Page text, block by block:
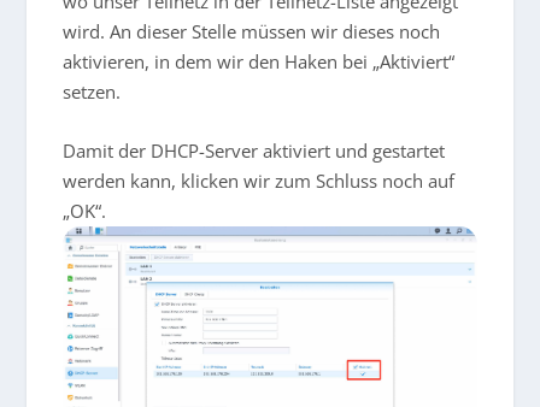
wird. An dieser Stelle müssen wir dieses noch
aktivieren, in dem wir den Haken bei „Aktiviert“
setzen.
Damit der DHCP-Server aktiviert und gestartet
werden kann, klicken wir zum Schluss noch auf
„OK“.